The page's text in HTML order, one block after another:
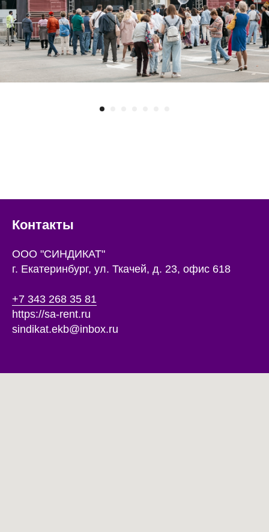
Контакты
ООО "СИНДИКАТ"
г. Екатеринбург, ул. Ткачей, д. 23, офис 618
+7 343 268 35 81
https://sa-rent.ru
sindikat.ekb@inbox.ru